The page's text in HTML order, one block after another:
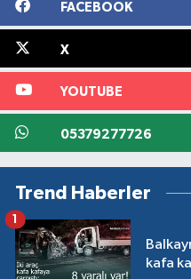
FACEBOOK
X
YOUTUBE
05379277726
Trend Haberler
kafa
1